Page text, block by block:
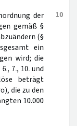
10
der
gemäß §
(§
ein
wird; die
7., 10. und
beträgt
die zu den
10.000